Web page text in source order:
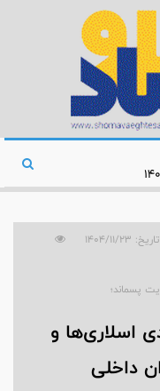
پسماند؛
اسلاری‌ها و
داخلی